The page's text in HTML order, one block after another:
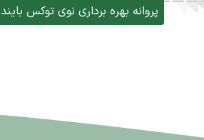
پروانه بهره برداری نوی توکس بایند